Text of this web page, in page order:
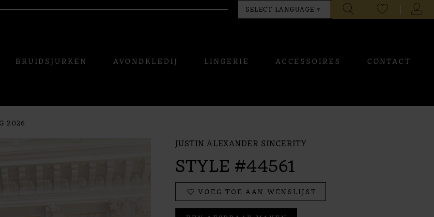
SELECT LANGUAGE ▼
CHECK
WISHLIST
BRUIDSJURKEN AVONDKLEDIJ LINGERIE ACCESSOIRES CONTACT
2026
JUSTIN ALEXANDER SINCERITY
STYLE #44561
VOEG TOE AAN WENSLIJST